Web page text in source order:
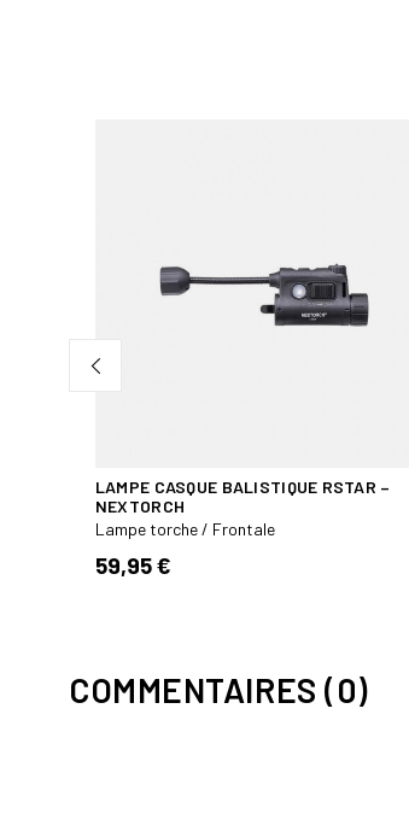
LAMPE CASQUE BALISTIQUE RSTAR –
NEXTORCH
Lampe torche / Frontale
59,95 €
COMMENTAIRES (0)